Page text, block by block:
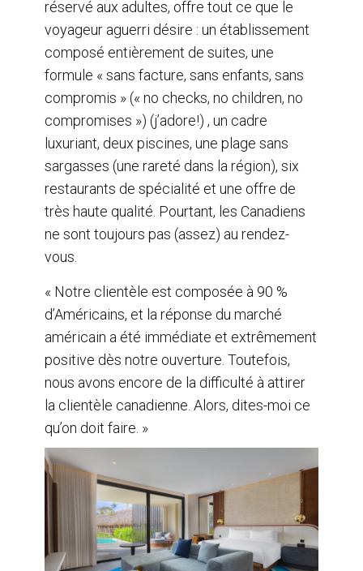
réservé aux adultes, offre tout ce que le
voyageur aguerri désire : un établissement
composé entièrement de suites, une
formule « sans facture, sans enfants, sans
compromis » (« no checks, no children, no
compromises ») (j’adore!) , un cadre
luxuriant, deux piscines, une plage sans
sargasses (une rareté dans la région), six
restaurants de spécialité et une offre de
très haute qualité. Pourtant, les Canadiens
ne sont toujours pas (assez) au rendez-
vous.
« Notre clientèle est composée à 90 %
d’Américains, et la réponse du marché
américain a été immédiate et extrêmement
positive dès notre ouverture. Toutefois,
nous avons encore de la difficulté à attirer
la clientèle canadienne. Alors, dites-moi ce
qu’on doit faire. »